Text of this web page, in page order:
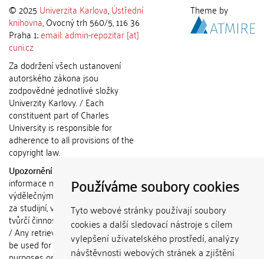
Používáme soubory cookies
Tyto webové stránky používají soubory
cookies a další sledovací nástroje s cílem
vylepšení uživatelského prostředí, analýzy
návštěvnosti webových stránek a zjištění
© 2025 Univerzita Karlova,Ústřední
knihovna, Ovocný trh 560/5, 116 36
Praha 1;email: admin-repozitar [at]
cuni.cz
Za dodržení všech ustanovení
autorského zákona jsou
zodpovědné jednotlivé složky
Univerzity Karlovy. / Each
constituent part of Charles
University is responsible for
adherence to all provisions of the
copyright law.
Upozornění / Notice:
informace nemohou být použity k
výdělečným účelům nebo vydávány
za studijní, vědeckou nebo jinou
tvůrčí činnost jiné osoby než autora.
/ Any retrieved information shall not
be used for any commercial
Theme by